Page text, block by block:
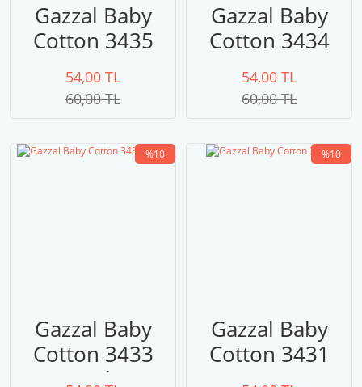
Gazzal Baby
Cotton 3435
54,00 TL
60,00 TL
Gazzal Baby
Cotton 3434
54,00 TL
60,00 TL
%10
Gazzal Baby
Cotton 3433
siyah
%10
Gazzal Baby
Cotton 3431